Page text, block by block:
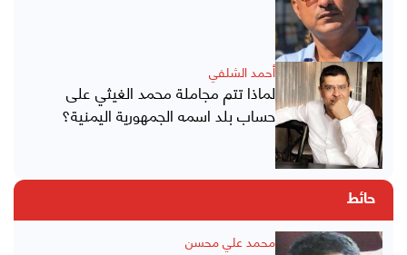
أحمد الشلفي
لماذا تتم مجاملة محمد الغيثي على
حساب بلد اسمه الجمهورية اليمنية؟
حائط
محمد علي محسن